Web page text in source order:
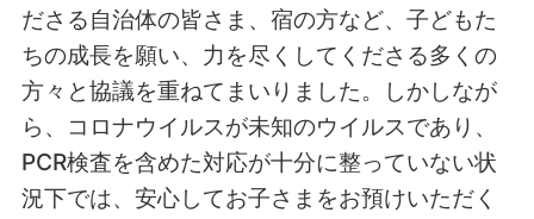
ださる自治体の皆さま、宿の方など、子どもた
ちの成長を願い、力を尽くしてくださる多くの
方々と協議を重ねてまいりました。しかしなが
ら、コロナウイルスが未知のウイルスであり、
PCR検査を含めた対応が十分に整っていない状
況下では、安心してお子さまをお預けいただく